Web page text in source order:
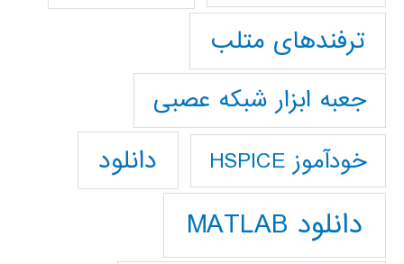
ترفندهای متلب
جعبه ابزار شبکه عصبی
خودآموز HSPICE دانلود
دانلود MATLAB